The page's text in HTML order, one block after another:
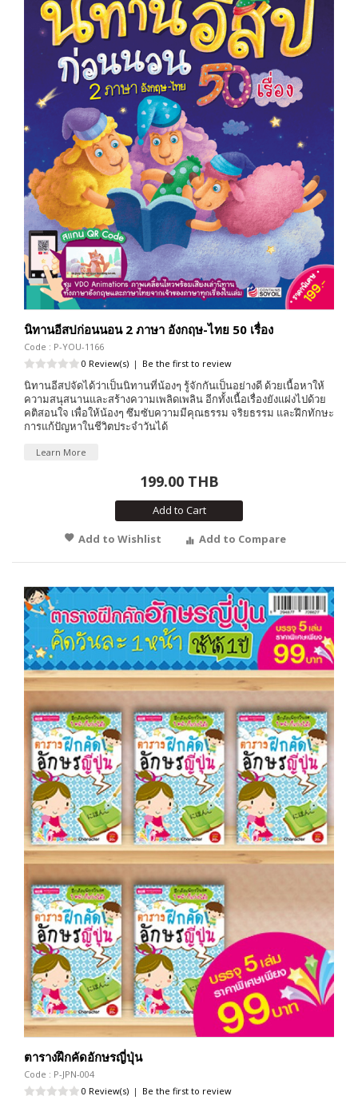
นิทานอีสปก่อนนอน 2 ภาษา อังกฤษ-ไทย 50 เรื่อง
Code : P-YOU-1166
0 Review(s) | Be the first to review
นิทานอีสปจัดได้ว่าเป็นนิทานที่น้องๆ รู้จักกันเป็นอย่างดี ด้วยเนื้อหาให้
ความสนุสนานและสร้างความเพลิดเพลิน อีกทั้งเนื้อเรื่องยังแฝงไปด้วย
คติสอนใจ เพื่อให้น้องๆ ซึมซับความมีคุณธรรม จริยธรรม และฝึกทักษะ
การแก้ปัญหาในชีวิตประจำวันได้
Learn More
199.00 THB
Add to Cart
Add to Wishlist
Add to Compare
ตารางฝึกคัดอักษรญี่ปุ่น
Code : P-JPN-004
0 Review(s) | Be the first to review